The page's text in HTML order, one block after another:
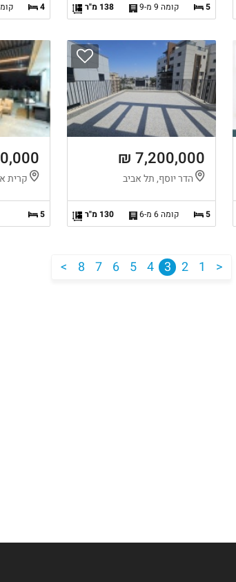
5 קומה 9 מ-9 138 מ"ר 4 קומה
7,200,000 ₪
הדר יוסף, תל אביב
5 קומה 6 מ-6 130 מ"ר
₪
קרית
5
>
1
2
3
4
5
6
7
8
<